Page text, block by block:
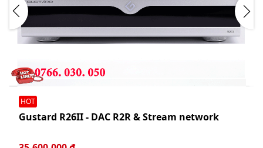
HOT
Gustard R26II - DAC R2R & Stream network